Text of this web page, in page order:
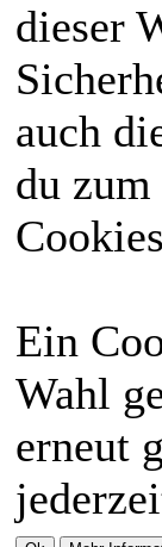
dieser
auch
du
Ein
Wahl
erneut